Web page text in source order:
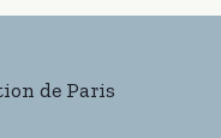
de Paris